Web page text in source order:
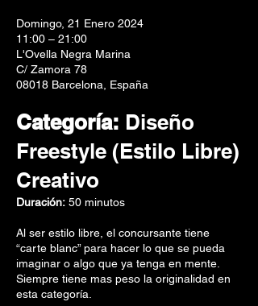
Domingo, 21 Enero 2024
11:00 – 21:00
L'Ovella Negra Marina
C/ Zamora 78
08018 Barcelona, España
Categoría: Diseño
Freestyle (Estilo Libre)
Creativo
Duración: 50 minutos
Al ser estilo libre, el concursante tiene
“carte blanc” para hacer lo que se pueda
imaginar o algo que ya tenga en mente.
Siempre tiene mas peso la originalidad en
esta categoría.